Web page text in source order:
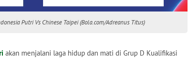
Putri Vs Chinese Taipei (Bola.com/Adreanus Titus)
akan menjalani laga hidup dan mati di Grup D Kualifikasi